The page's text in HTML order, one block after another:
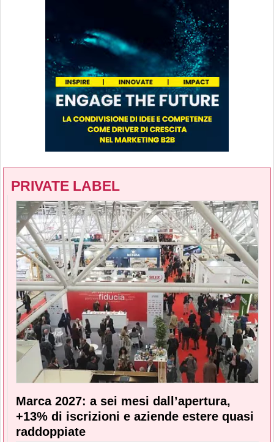
PRIVATE LABEL
Marca 2027: a sei mesi dall’apertura,
+13% di iscrizioni e aziende estere quasi
raddoppiate